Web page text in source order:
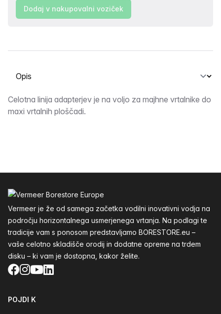
Dodaj v nakupovalni voziček
Izberite zavihek
Opis
Celotna linija adapterjev je na voljo za majhne vrtalnike do
maxi vrtalnih ploščadi.
Vermeer je že od samega začetka vodilni inovativni vodja na
področju horizontalnega usmerjenega vrtanja. Na podlagi te
tradicije vam s ponosom predstavljamo BORESTORE.eu –
vaše celotno skladišče orodij in dodatne opreme na trdem
disku – ki vam je dostopna, kakor želite.
Facebook
Instagram
YouTube
LinkedIn
POJDI K